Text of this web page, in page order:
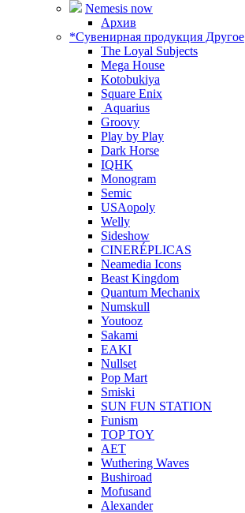
Nemesis now
Архив
*Сувенирная продукция Другое
The Loyal Subjects
Mega House
Kotobukiya
Square Enix
Aquarius
Groovy
Play by Play
Dark Horse
IQHK
Monogram
Semic
USAopoly
Welly
Sideshow
CINERÉPLICAS
Neamedia Icons
Beast Kingdom
Quantum Mechanix
Numskull
Youtooz
Sakami
EAKI
Nullset
Pop Mart
Smiski
SUN FUN STATION
Funism
TOP TOY
AET
Wuthering Waves
Bushiroad
Mofusand
Alexander